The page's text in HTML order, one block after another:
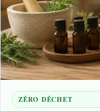
ZÉRO DÉCHET